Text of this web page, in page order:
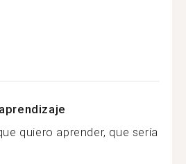
quiero aprender, que sería